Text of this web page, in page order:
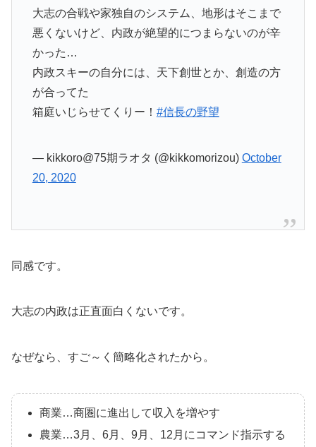
大志の合戦や家独自のシステム、地形はそこまで
悪くないけど、内政が絶望的につまらないのが辛
かった…
内政スキーの自分には、天下創世とか、創造の方
が合ってた
箱庭いじらせてくりー！ #信長の野望
— kikkoro@75期ラオタ (@kikkomorizou) October
20, 2020
同感です。
大志の内政は正直面白くないです。
なぜなら、すご～く簡略化されたから。
商業…商圏に進出して収入を増やす
農業…3月、6月、9月、12月にコマンド指示する